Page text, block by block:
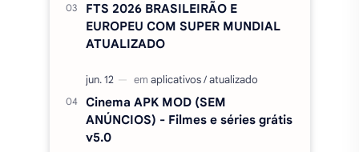
Amor Doce Apk MOD PA e
Duolingo Plus Apk Mod, Premium,
desbloqueado v6.91.3